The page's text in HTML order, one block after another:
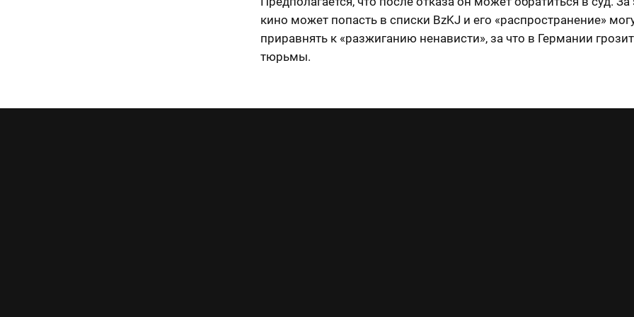
кино может попасть в списки BzKJ и его «распространение»
приравнять к «разжиганию ненависти», за что в Германии
тюрьмы.